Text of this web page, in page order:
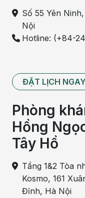
Số 55 Yên
Nội
Hotline: (+84-
ĐẶT LỊCH NGAY
Phòng
Hồng
Tây Hồ
Tầng 1&2 Tòa
Kosmo, 161
Đỉnh, Hà Nội